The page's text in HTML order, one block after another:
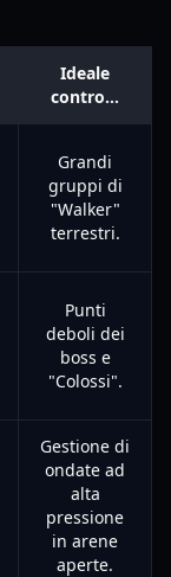
Ideale
contro...
Grandi
gruppi di
"Walker"
terrestri.
Punti
deboli dei
boss e
"Colossi".
Gestione di
ondate ad
alta
pressione
in arene
aperte.